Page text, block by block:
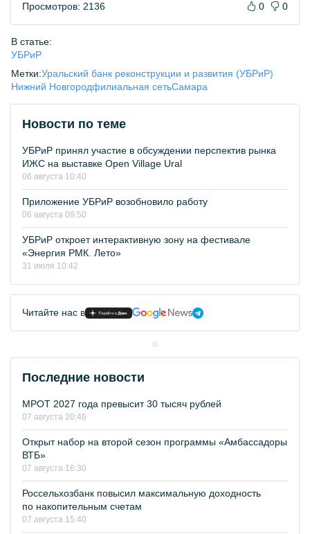
Просмотров: 2136 0 0
В статье:
УБРиР
Метки:Уральский банк реконструкции и развития (УБРиР)
Нижний Новгородфилиальная сетьСамара
Новости по теме
УБРиР принял участие в обсуждении перспектив рынка
ИЖС на выставке Open Village Ural
06 августа 10:40
Приложение УБРиР возобновило работу
06 августа 09:50
УБРиР откроет интерактивную зону на фестивале
«Энергия РМК. Лето»
31 июля 10:42
Читайте нас в
Последние новости
МРОТ 2027 года превысит 30 тысяч рублей
07 августа 20:46
Открыт набор на второй сезон программы «Амбассадоры
ВТБ»
07 августа 16:30
Россельхозбанк повысил максимальную доходность
по накопительным счетам
07 августа 15:40